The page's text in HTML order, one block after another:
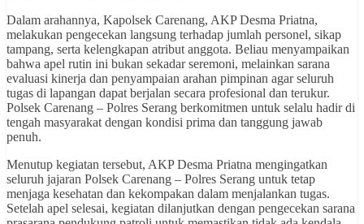
Dalam arahannya, Kapolsek Carenang, AKP Desma Priatna,
melakukan pengecekan langsung terhadap jumlah personel, sikap
tampang, serta kelengkapan atribut anggota. Beliau menyampaikan
bahwa apel rutin ini bukan sekadar seremoni, melainkan sarana
evaluasi kinerja dan penyampaian arahan pimpinan agar seluruh
tugas di lapangan dapat berjalan secara profesional dan terukur.
Polsek Carenang – Polres Serang berkomitmen untuk selalu hadir di
tengah masyarakat dengan kondisi prima dan tanggung jawab
penuh.
Menutup kegiatan tersebut, AKP Desma Priatna mengingatkan
seluruh jajaran Polsek Carenang – Polres Serang untuk tetap
menjaga kesehatan dan kekompakan dalam menjalankan tugas.
Setelah apel selesai, kegiatan dilanjutkan dengan pengecekan sarana